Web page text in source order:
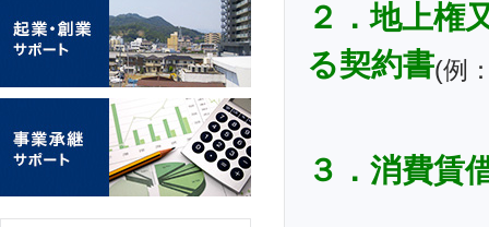
２．地上権
る契約書(例
３．消費賃